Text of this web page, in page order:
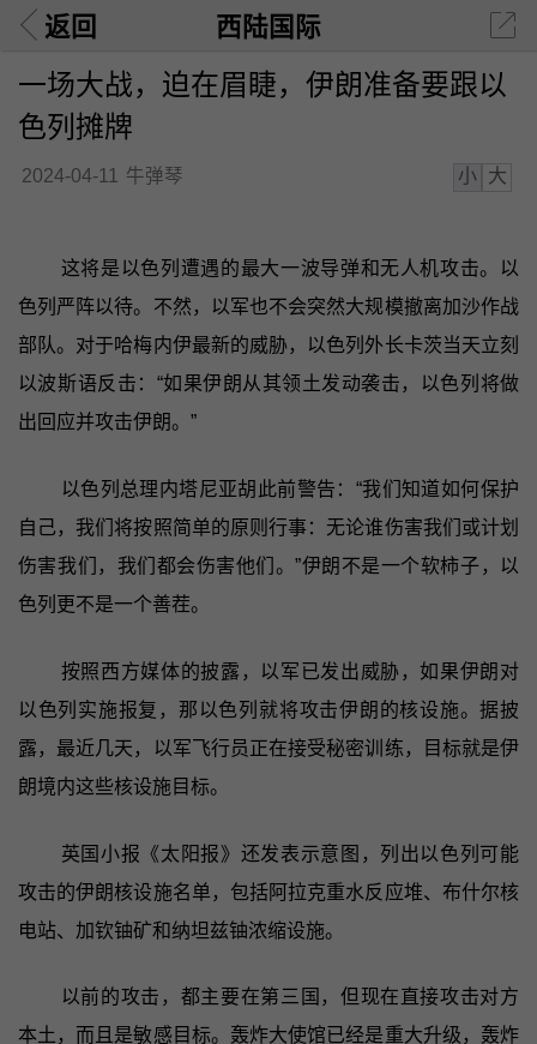
返回 西陆国际
一场大战，迫在眉睫，伊朗准备要跟以
色列摊牌
2024-04-11 牛弹琴 小 大
这将是以色列遭遇的最大一波导弹和无人机攻击。以
色列严阵以待。不然，以军也不会突然大规模撤离加沙作战
部队。对于哈梅内伊最新的威胁，以色列外长卡茨当天立刻
以波斯语反击：“如果伊朗从其领土发动袭击，以色列将做
出回应并攻击伊朗。”
以色列总理内塔尼亚胡此前警告：“我们知道如何保护
自己，我们将按照简单的原则行事：无论谁伤害我们或计划
伤害我们，我们都会伤害他们。”伊朗不是一个软柿子，以
色列更不是一个善茬。
按照西方媒体的披露，以军已发出威胁，如果伊朗对
以色列实施报复，那以色列就将攻击伊朗的核设施。据披
露，最近几天，以军飞行员正在接受秘密训练，目标就是伊
朗境内这些核设施目标。
英国小报《太阳报》还发表示意图，列出以色列可能
攻击的伊朗核设施名单，包括阿拉克重水反应堆、布什尔核
电站、加钦铀矿和纳坦兹铀浓缩设施。
以前的攻击，都主要在第三国，但现在直接攻击对方
本土，而且是敏感目标。轰炸大使馆已经是重大升级，轰炸